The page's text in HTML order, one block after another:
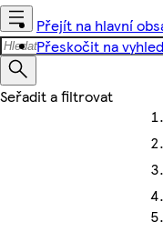
Přejít na hlavní
Přeskočit na